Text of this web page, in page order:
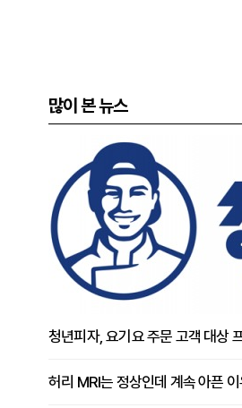
많이 본 뉴스
청년피자, 요기요 주문 고객 대상